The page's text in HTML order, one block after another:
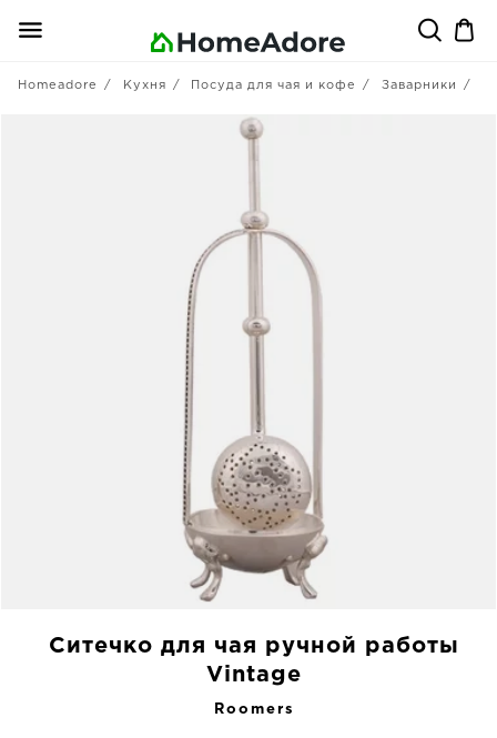
Homeadore Кухня Посуда для чая и кофе Заварники
Ситечко для чая ручной работы
Vintage
Roomers